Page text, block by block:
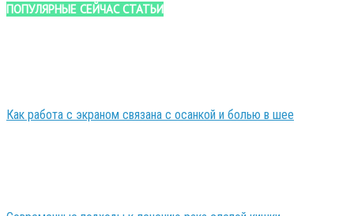
ПОПУЛЯРНЫЕ СЕЙЧАС СТАТЬИ
Как работа с экраном связана с осанкой и болью в шее